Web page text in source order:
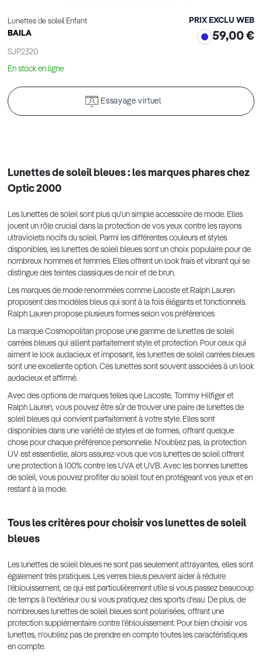
Lunettes de soleil Enfant
BAILA
SJP2320
PRIX EXCLU WEB
59,00 €
En stock en ligne
Essayage virtuel
Lunettes de soleil bleues : les marques phares chez
Optic 2000
Les lunettes de soleil sont plus qu'un simple accessoire de mode. Elles
jouent un rôle crucial dans la protection de vos yeux contre les rayons
ultraviolets nocifs du soleil. Parmi les différentes couleurs et styles
disponibles, les lunettes de soleil bleues sont un choix populaire pour de
nombreux hommes et femmes. Elles offrent un look frais et vibrant qui se
distingue des teintes classiques de noir et de brun.
Les marques de mode renommées comme Lacoste et Ralph Lauren
proposent des modèles bleus qui sont à la fois élégants et fonctionnels.
Ralph Lauren propose plusieurs formes selon vos préférences
La marque Cosmopolitan propose une gamme de lunettes de soleil
carrées bleues qui allient parfaitement style et protection. Pour ceux qui
aiment le look audacieux et imposant, les lunettes de soleil carrées bleues
sont une excellente option. Ces lunettes sont souvent associées à un look
audacieux et affirmé.
Avec des options de marques telles que Lacoste, Tommy Hilfiger et
Ralph Lauren, vous pouvez être sûr de trouver une paire de lunettes de
soleil bleues qui convient parfaitement à votre style. Elles sont
disponibles dans une variété de styles et de formes, offrant quelque
chose pour chaque préférence personnelle. N'oubliez pas, la protection
UV est essentielle, alors assurez-vous que vos lunettes de soleil offrent
une protection à 100% contre les UVA et UVB. Avec les bonnes lunettes
de soleil, vous pouvez profiter du soleil tout en protégeant vos yeux et en
restant à la mode.
Tous les critères pour choisir vos lunettes de soleil
bleues
Les lunettes de soleil bleues ne sont pas seulement attrayantes, elles sont
également très pratiques. Les verres bleus peuvent aider à réduire
l'éblouissement, ce qui est particulièrement utile si vous passez beaucoup
de temps à l'extérieur ou si vous pratiquez des sports d'eau. De plus, de
nombreuses lunettes de soleil bleues sont polarisées, offrant une
protection supplémentaire contre l'éblouissement. Pour bien choisir vos
lunettes, n'oubliez pas de prendre en compte toutes les caractéristiques
en compte.